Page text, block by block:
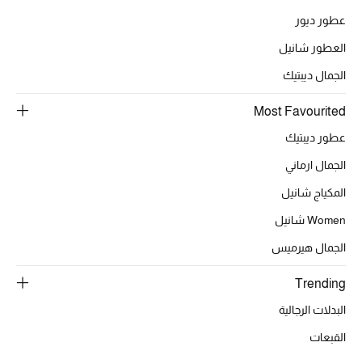
جميع إصدارتنا النسائية
تشكيلة المناسبات للنساء
الملابس الرياضية النسائية
تشكيلة الأعراس
هدايا للنساء
ركن الفخامة
عطور ديور
العطور شانيل
الجمال ديبتيك
Most Favourited
عطور ديبتيك
الجمال ارماني
المكياج شانيل
Women شانيل
الجمال هيرميس
Trending
البدلات الرجالية
القبعات